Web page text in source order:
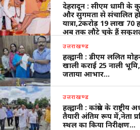
देहरादून : सीएम धामी के
और सुगमता से संचालित
यात्रा,2करोड़ 19 लाख
अब तक लौटे चुके हैं
उत्तराखण्ड
हल्द्वानी : डीएम ललित
खाली कराई 25 नाली
जताया आभार…
उत्तराखण्ड
हल्द्वानी : कांग्रेस के
तैयारी अंतिम रूप में,नेता
स्थल का किया निरीक्षण…